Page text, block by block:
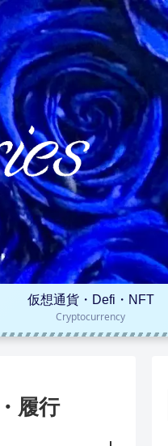
仮想通貨・Defi・NFT
Cryptocurrency
履行